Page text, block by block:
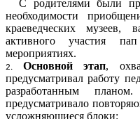
С родителями были
необходимости
краеведческих
активного участия
мероприятиях.
Основной этап,
предусматривал работу
разработанным
предусматривало
усложняющиеся блоки: